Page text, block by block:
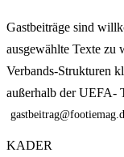
Gastbeiträge sind
ausgewählte Texte zu
Verbands-Strukturen
außerhalb der UEFA-
KADER